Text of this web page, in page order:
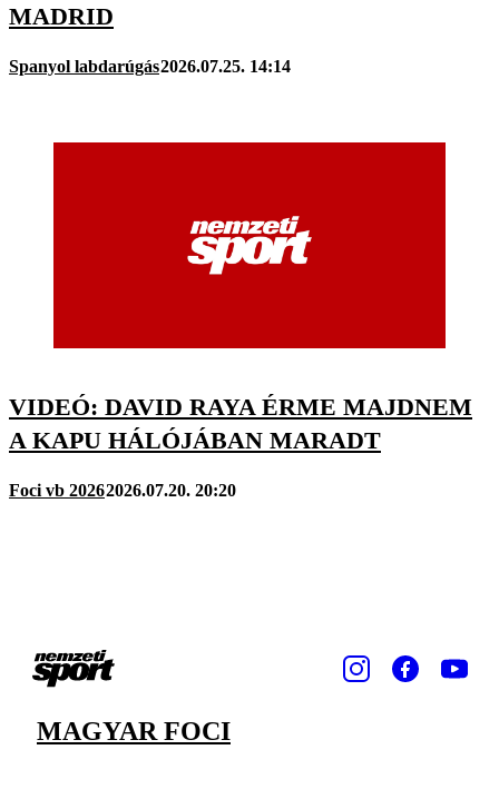
MADRID
Spanyol labdarúgás2026.07.25. 14:14
VIDEÓ: DAVID RAYA ÉRME MAJDNEM
A KAPU HÁLÓJÁBAN MARADT
Foci vb 20262026.07.20. 20:20
MAGYAR FOCI